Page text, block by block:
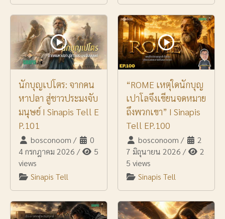
นักบุญเปโตร: จากคน
หาปลา สู่ชาวประมงจับ
มนุษย์ I Sinapis Tell E
P.101
bosconoom /
0
4 กรกฎาคม 2026 /
5
views
Sinapis Tell
“ROME เหตุใดนักบุญ
เปาโลจึงเขียนจดหมาย
ถึงพวกเขา” I Sinapis
Tell EP.100
bosconoom /
2
7 มิถุนายน 2026 /
2
5 views
Sinapis Tell